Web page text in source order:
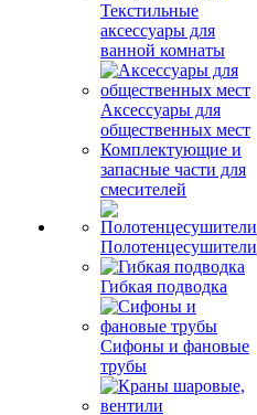
Текстильные
аксессуары для
ванной комнаты
Аксессуары для
общественных мест
Комплектующие и
запасные части для
смесителей
Полотенцесушители
Гибкая подводка
Сифоны и фановые
трубы